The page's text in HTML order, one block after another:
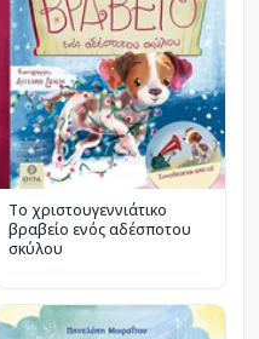
Το χριστουγεννιάτικο
βραβείο ενός αδέσποτου
σκύλου